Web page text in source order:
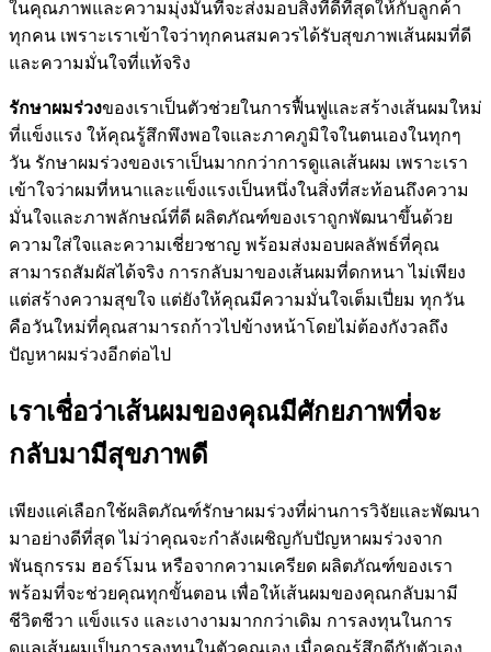
ในคุณภาพและความมุ่งมั่นที่จะส่งมอบสิ่งที่ดีที่สุดให้กับลูกค้า
ทุกคน เพราะเราเข้าใจว่าทุกคนสมควรได้รับสุขภาพเส้นผมที่ดี
และความมั่นใจที่แท้จริง
รักษาผมร่วงของเราเป็นตัวช่วยในการฟื้นฟูและสร้างเส้นผมใหม่
ที่แข็งแรง ให้คุณรู้สึกพึงพอใจและภาคภูมิใจในตนเองในทุกๆ
วัน รักษาผมร่วงของเราเป็นมากกว่าการดูแลเส้นผม เพราะเรา
เข้าใจว่าผมที่หนาและแข็งแรงเป็นหนึ่งในสิ่งที่สะท้อนถึงความ
มั่นใจและภาพลักษณ์ที่ดี ผลิตภัณฑ์ของเราถูกพัฒนาขึ้นด้วย
ความใส่ใจและความเชี่ยวชาญ พร้อมส่งมอบผลลัพธ์ที่คุณ
สามารถสัมผัสได้จริง การกลับมาของเส้นผมที่ดกหนา ไม่เพียง
แต่สร้างความสุขใจ แต่ยังให้คุณมีความมั่นใจเต็มเปี่ยม ทุกวัน
คือวันใหม่ที่คุณสามารถก้าวไปข้างหน้าโดยไม่ต้องกังวลถึง
ปัญหาผมร่วงอีกต่อไป
เราเชื่อว่าเส้นผมของคุณมีศักยภาพที่จะ
กลับมามีสุขภาพดี
เพียงแค่เลือกใช้ผลิตภัณฑ์รักษาผมร่วงที่ผ่านการวิจัยและพัฒนา
มาอย่างดีที่สุด ไม่ว่าคุณจะกำลังเผชิญกับปัญหาผมร่วงจาก
พันธุกรรม ฮอร์โมน หรือจากความเครียด ผลิตภัณฑ์ของเรา
พร้อมที่จะช่วยคุณทุกขั้นตอน เพื่อให้เส้นผมของคุณกลับมามี
ชีวิตชีวา แข็งแรง และเงางามมากกว่าเดิม การลงทุนในการ
ดูแลเส้นผมเป็นการลงทุนในตัวคุณเอง เมื่อคุณรู้สึกดีกับตัวเอง